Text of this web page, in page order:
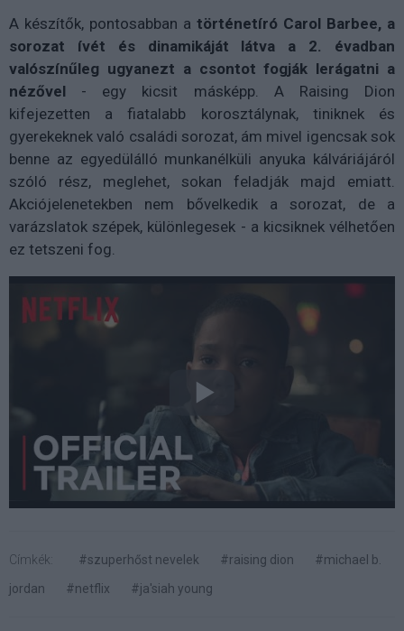
A készítők, pontosabban a történetíró Carol Barbee, a
sorozat ívét és dinamikáját látva a 2. évadban
valószínűleg ugyanezt a csontot fogják lerágatni a
nézővel - egy kicsit másképp. A Raising Dion
kifejezetten a fiatalabb korosztálynak, tiniknek és
gyerekeknek való családi sorozat, ám mivel igencsak sok
benne az egyedülálló munkanélküli anyuka kálváriájáról
szóló rész, meglehet, sokan feladják majd emiatt.
Akciójelenetekben nem bővelkedik a sorozat, de a
varázslatok szépek, különlegesek - a kicsiknek vélhetően
ez tetszeni fog.
Címkék: #szuperhőst nevelek #raising dion
#michael b.
jordan
#netflix #ja'siah young